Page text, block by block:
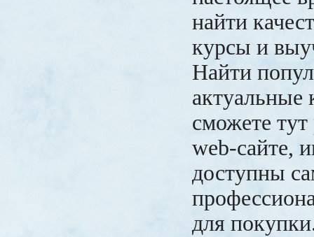
найти
курсы и
Найти
актуальные
сможете
web-сайте,
доступны
для